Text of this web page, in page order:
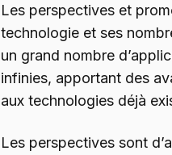
Les perspectives et
technologie et ses
un grand nombre
infinies, apportant des
aux technologies déjà
Les perspectives sont